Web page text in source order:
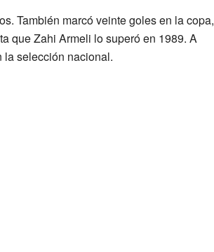
También marcó veinte goles en la copa,
que Zahi Armeli lo superó en 1989. A
la selección nacional.